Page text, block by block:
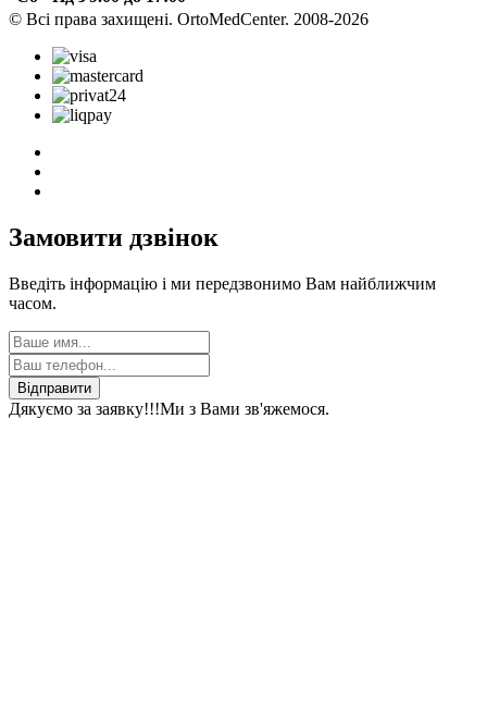
© Всі права захищені. OrtoMedCenter. 2008-2026
Замовити дзвінок
Введіть інформацію і ми передзвонимо Вам найближчим
часом.
Відправити
Дякуємо за заявку!!!Ми з Вами зв'яжемося.